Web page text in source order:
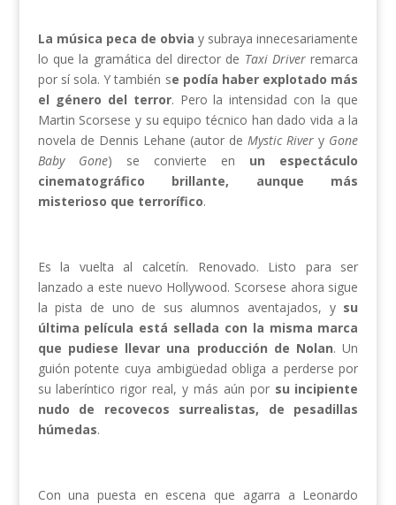
La música peca de obvia y subraya innecesariamente
lo que la gramática del director de Taxi Driver remarca
por sí sola. Y también se podía haber explotado más
el género del terror. Pero la intensidad con la que
Martin Scorsese y su equipo técnico han dado vida a la
novela de Dennis Lehane (autor de Mystic River y Gone
Baby Gone) se convierte en un espectáculo
cinematográfico brillante, aunque más
misterioso que terrorífico.
Es la vuelta al calcetín. Renovado. Listo para ser
lanzado a este nuevo Hollywood. Scorsese ahora sigue
la pista de uno de sus alumnos aventajados, y su
última película está sellada con la misma marca
que pudiese llevar una producción de Nolan. Un
guión potente cuya ambigüedad obliga a perderse por
su laberíntico rigor real, y más aún por su incipiente
nudo de recovecos surrealistas, de pesadillas
húmedas.
Con una puesta en escena que agarra a Leonardo